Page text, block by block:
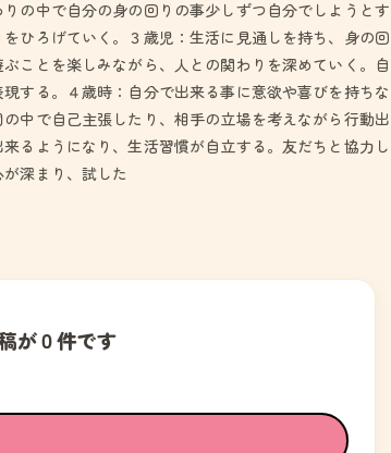
の中で自分の身の回りの事少しずつ自分でしようとす
ひろげていく。３歳児：生活に見通しを持ち、身の回
ことを楽しみながら、人との関わりを深めていく。自
する。４歳時：自分で出来る事に意欲や喜びを持ちな
中で自己主張したり、相手の立場を考えながら行動出
るようになり、生活習慣が自立する。友だちと協力し
深まり、試した
が０件です